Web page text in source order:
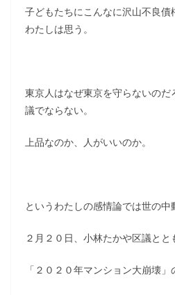
子どもたちにこんなに沢山不良債
わたしは思う。
東京人はなぜ東京を守らないの
議でならない。
上品なのか、人がいいのか。
というわたしの感情論では世の中
２月２０日、小林たかや区議とと
「２０２０年マンション大崩壊」